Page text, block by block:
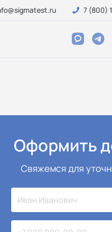
7 (800)
Оформить
Свяжемся для